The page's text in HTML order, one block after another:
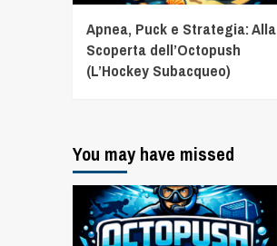
Apnea, Puck e Strategia: Alla
Scoperta dell’Octopush
(L’Hockey Subacqueo)
You may have missed